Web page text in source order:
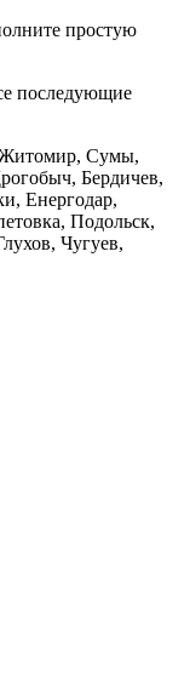
простую
последующие
Житомир, Сумы,
Бердичев,
Енергодар,
Подольск,
Чугуев,